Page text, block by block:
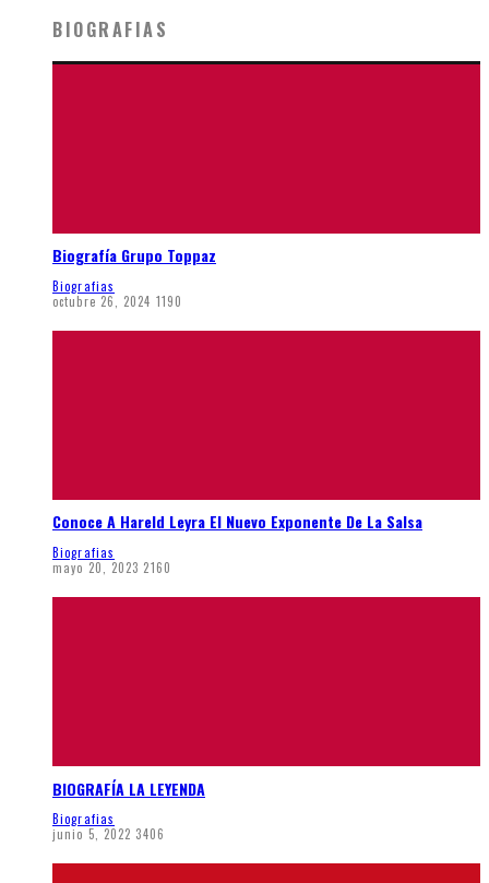
BIOGRAFIAS
Biografía Grupo Toppaz
Biografias
octubre 26, 2024 1190
Conoce A Hareld Leyra El Nuevo Exponente De La Salsa
Biografias
mayo 20, 2023 2160
BIOGRAFÍA LA LEYENDA
Biografias
junio 5, 2022 3406